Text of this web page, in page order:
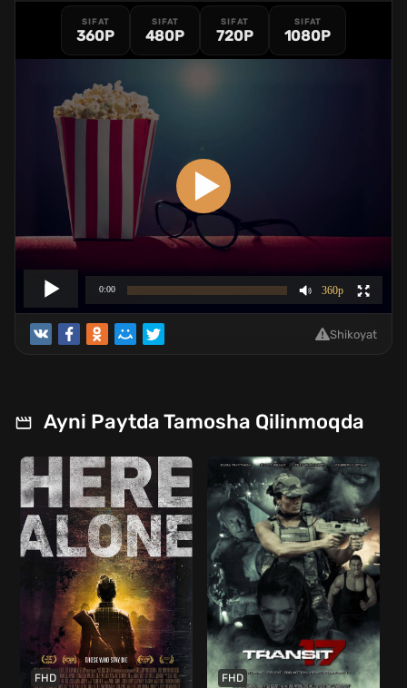
SIFAT
360P
SIFAT
480P
SIFAT
720P
SIFAT
1080P
Shikoyat
Ayni Paytda Tamosha Qilinmoqda
FHD FHD